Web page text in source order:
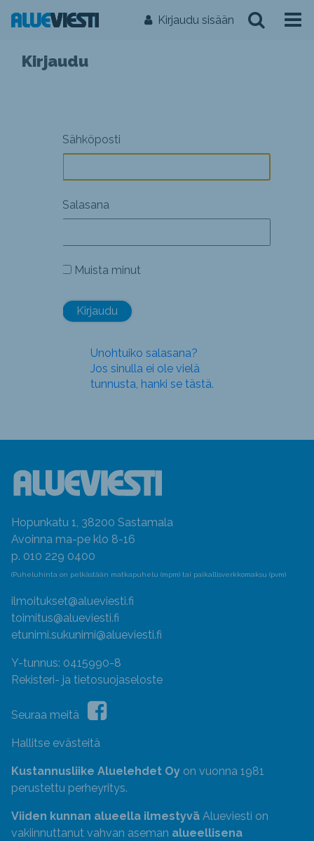
Kirjaudu sisään
Kirjaudu
Sähköposti
Salasana
Muista minut
Unohtuiko salasana?
Jos sinulla ei ole vielä
tunnusta, hanki se tästä.
Hopunkatu 1, 38200 Sastamala
Avoinna ma-pe klo 8-16
p. 010 229 0400
(Puheluhinta on pelkästään matkapuhelu (mpm) tai paikallisverkkomaksu (pvm)
ilmoitukset@alueviesti.fi
toimitus@alueviesti.fi
etunimi.sukunimi@alueviesti.fi
Y-tunnus: 0415990-8
Rekisteri- ja tietosuojaseloste
Seuraa meitä
Hallitse evästeitä
Kustannusliike Aluelehdet Oy on vuonna 1981
perustettu perheyritys.
Viiden kunnan alueella ilmestyvä Alueviesti on
vakiinnuttanut vahvan aseman alueellisena